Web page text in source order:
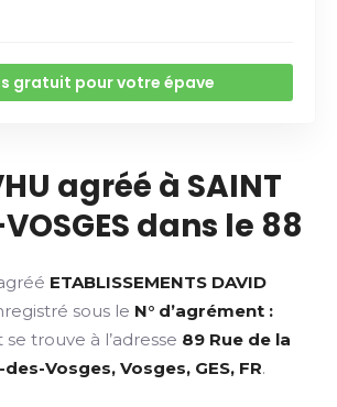
gratuit pour votre épave
agréé à SAINT
dans le 88
ETABLISSEMENTS DAVID
sous le N° d’agrément :
se trouve à l’adresse 89 Rue de la
Vosges, Vosges, GES, FR.